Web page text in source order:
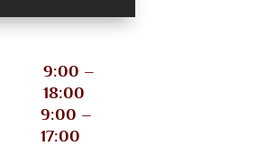
9:00 –
18:00
9:00 –
17:00